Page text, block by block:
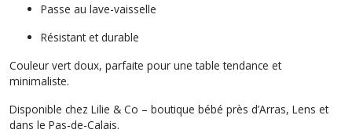
Passe au lave-vaisselle
Résistant et durable
Couleur vert doux, parfaite pour une table tendance et
minimaliste.
Disponible chez Lilie & Co – boutique bébé près d’Arras, Lens et
dans le Pas-de-Calais.